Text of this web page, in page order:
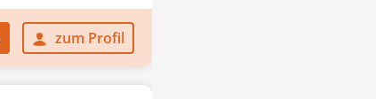
zum Profil